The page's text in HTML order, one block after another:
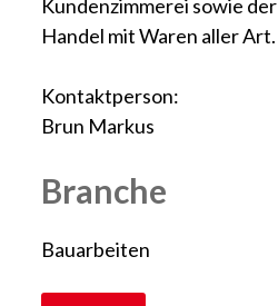
Kundenzimmerei sowie der
Handel mit Waren aller Art.
Kontaktperson:
Brun Markus
Branche
Bauarbeiten